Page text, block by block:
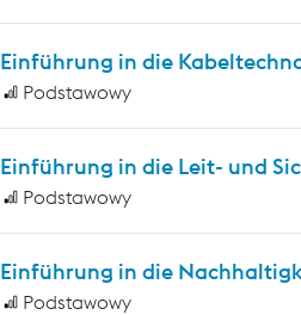
Einführung in die
Podstawowy
Einführung in die Leit- und
Podstawowy
Einführung in die
Podstawowy